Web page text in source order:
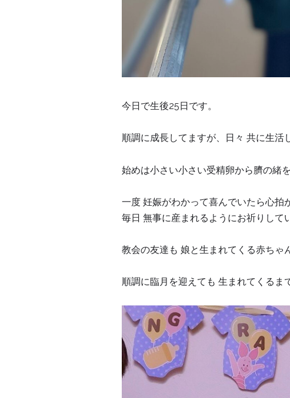
今日で生後25日です。
順調に成長してますが、日々 共に生活
始めは小さい小さい受精卵から臍の緒
一度 妊娠がわかって喜んでいたら心拍
毎日 無事に産まれるようにお祈りして
教会の友達も 娘と生まれてくる赤ちゃ
順調に臨月を迎えても 生まれてくるま